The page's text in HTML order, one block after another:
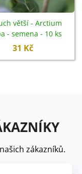
větší - Arctium
- semena - 10 ks
31 Kč
zákazníků.